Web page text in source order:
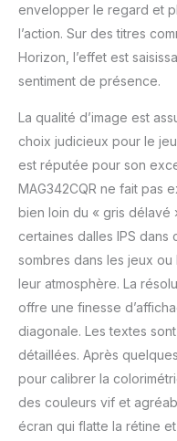
envelopper le regard et
l’action. Sur des titres
Horizon, l’effet est
sentiment de présence.
La qualité d’image est
choix judicieux pour le
est réputée pour son
MAG342CQR ne fait pas
bien loin du « gris délavé
certaines dalles IPS dans
sombres dans les jeux
leur atmosphère. La
offre une finesse
diagonale. Les textes
détaillées. Après
pour calibrer la
des couleurs vif et
écran qui flatte la rétine